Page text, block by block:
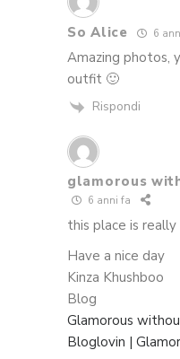
So Alice 6
Amazing photos,
outfit 🙂
Rispondi
glamorous
6 anni fa
this place is
Have a nice day
Kinza Khushboo
Blog
Glamorous
Bloglovin |